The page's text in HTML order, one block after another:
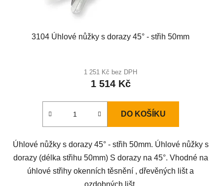
3104 Úhlové nůžky s dorazy 45° - střih 50mm
1 251 Kč bez DPH
1 514 Kč
DO KOŠÍKU
Úhlové nůžky s dorazy 45° - střih 50mm. Úhlové nůžky s
dorazy (délka střihu 50mm) S dorazy na 45°. Vhodné na
úhlové střihy okenních těsnění , dřevěných lišt a
ozdobných lišt.